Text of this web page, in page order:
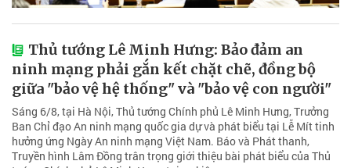
Thủ tướng Lê Minh Hưng: Bảo đảm an
ninh mạng phải gắn kết chặt chẽ, đồng bộ
giữa "bảo vệ hệ thống" và "bảo vệ con người"
Sáng 6/8, tại Hà Nội, Thủ tướng Chính phủ Lê Minh Hưng, Trưởng
Ban Chỉ đạo An ninh mạng quốc gia dự và phát biểu tại Lễ Mít tinh
hưởng ứng Ngày An ninh mạng Việt Nam. Báo và Phát thanh,
Truyền hình Lâm Đồng trân trọng giới thiệu bài phát biểu của Thủ